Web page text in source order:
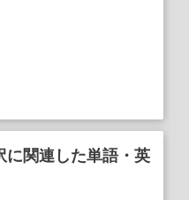
に関連した単語・英